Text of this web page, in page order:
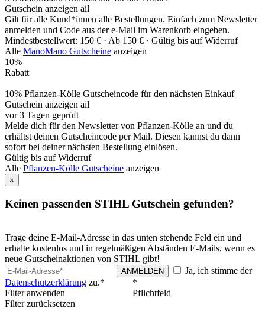
Gutschein anzeigen ail
Gilt für alle Kund*innen alle Bestellungen. Einfach zum Newsletter
anmelden und Code aus der e-Mail im Warenkorb eingeben.
Mindestbestellwert: 150 € · Ab 150 € · Gültig bis auf Widerruf
Alle ManoMano Gutscheine anzeigen
10%
Rabatt
10% Pflanzen-Kölle Gutscheincode für den nächsten Einkauf
Gutschein anzeigen ail
vor 3 Tagen geprüft
Melde dich für den Newsletter von Pflanzen-Kölle an und du
erhältst deinen Gutscheincode per Mail. Diesen kannst du dann
sofort bei deiner nächsten Bestellung einlösen.
Gültig bis auf Widerruf
Alle Pflanzen-Kölle Gutscheine anzeigen
×
Keinen passenden STIHL Gutschein gefunden?
Trage deine E-Mail-Adresse in das unten stehende Feld ein und
erhalte kostenlos und in regelmäßigen Abständen E-Mails, wenn es
neue Gutscheinaktionen von STIHL gibt!
ANMELDEN
Ja, ich stimme der
Datenschutzerklärung zu.*
*
Pflichtfeld
Filter anwenden
Filter zurücksetzen